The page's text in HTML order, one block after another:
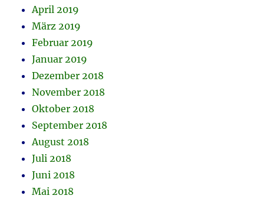
April 2019
März 2019
Februar 2019
Januar 2019
Dezember 2018
November 2018
Oktober 2018
September 2018
August 2018
Juli 2018
Juni 2018
Mai 2018